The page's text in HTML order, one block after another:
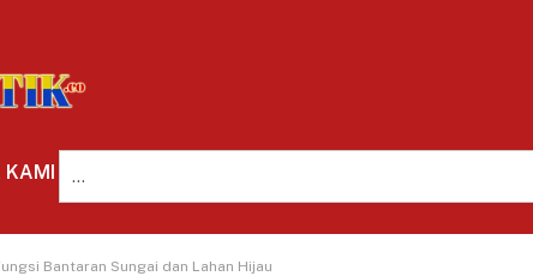
KAMI
Bantaran Sungai dan Lahan Hijau